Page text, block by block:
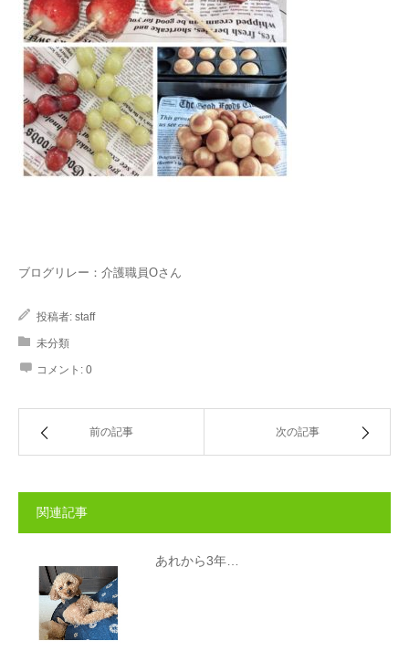
ブログリレー：介護職員Oさん
投稿者: staff
未分類
コメント: 0
前の記事 次の記事
関連記事
あれから3年…